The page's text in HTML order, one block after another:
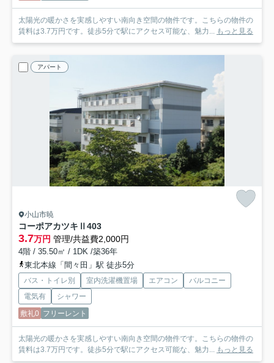
太陽光の暖かさを実感しやすい南向き空間の物件です。こちらの物件の
賃料は3.7万円です。徒歩5分で駅にアクセス可能な、魅力... もっと見る
アパート
小山市暁
コーポアカツキⅡ 403
3.7万円 管理/共益費2,000円
4階 / 35.50㎡ / 1DK /築36年
東北本線「間々田」駅 徒歩5分
バス・トイレ別 室内洗濯機置場 エアコン
バルコニー
電気有
シャワー
敷礼0 フリーレント
太陽光の暖かさを実感しやすい南向き空間の物件です。こちらの物件の
賃料は3.7万円です。徒歩5分で駅にアクセス可能な、魅力... もっと見る